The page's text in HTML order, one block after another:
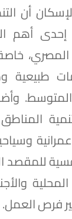
أن
إحدى أهم
المصري،
طبيعية
فرص العمل.